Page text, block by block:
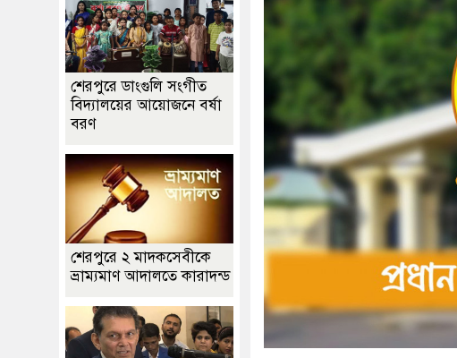
শেরপুরে ডাংগুলি সংগীত
বিদ্যালয়ের আয়োজনে বর্ষা
বরণ
শেরপুরে ২ মাদকসেবীকে
ভ্রাম্যমাণ আদালতে কারাদন্ড